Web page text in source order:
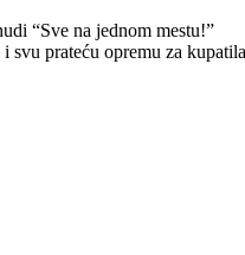
“Sve na jednom mestu!”
prateću opremu za